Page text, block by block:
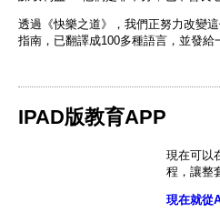
透過《快樂之道》，我們正努力改變
指南，已翻譯成100多種語言，並發給
IPAD版教育APP
現在可以
程，讓整
現在就從